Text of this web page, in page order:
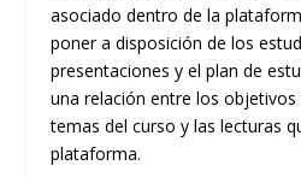
asociado dentro de la
poner a disposición de los
presentaciones y el plan de
una relación entre los
temas del curso y las lecturas
plataforma.